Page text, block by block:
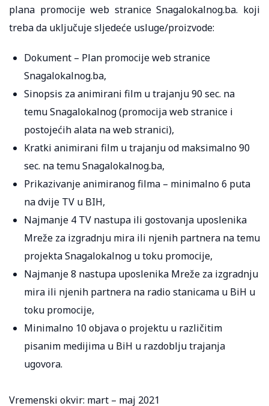
plana promocije web stranice Snagalokalnog.ba. koji
treba da uključuje sljedeće usluge/proizvode:
Dokument – Plan promocije web stranice
Snagalokalnog.ba,
Sinopsis za animirani film u trajanju 90 sec. na
temu Snagalokalnog (promocija web stranice i
postojećih alata na web stranici),
Kratki animirani film u trajanju od maksimalno 90
sec. na temu Snagalokalnog.ba,
Prikazivanje animiranog filma – minimalno 6 puta
na dvije TV u BIH,
Najmanje 4 TV nastupa ili gostovanja uposlenika
Mreže za izgradnju mira ili njenih partnera na temu
projekta Snagalokalnog u toku promocije,
Najmanje 8 nastupa uposlenika Mreže za izgradnju
mira ili njenih partnera na radio stanicama u BiH u
toku promocije,
Minimalno 10 objava o projektu u različitim
pisanim medijima u BiH u razdoblju trajanja
ugovora.
Vremenski okvir: mart – maj 2021